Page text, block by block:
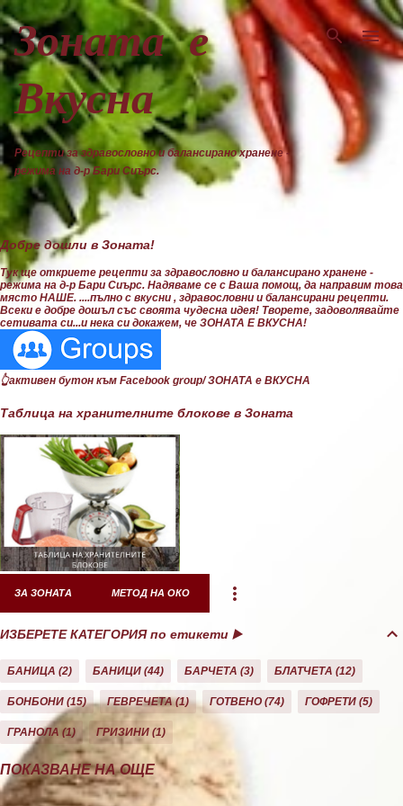
Пропускане към основното съдържание
Зоната е
Вкусна
Рецепти за здравословно и балансирано хранене -
режима на д-р Бари Сиърс.
Добре дошли в Зоната!
Тук ще откриете рецепти за здравословно и балансирано хранене -
режима на д-р Бари Сиърс. Надяваме се с Ваша помощ, да направим това
място НАШЕ. ....пълно с вкусни , здравословни и балансирани рецепти.
Всеки е добре дошъл със своята чудесна идея! Творете, задоволявайте
сетивата си...и нека си докажем, че ЗОНАТА Е ВКУСНА!
👆активен бутон към Facebook group/ ЗОНАТА е ВКУСНА
Таблица на хранителните блокове в Зоната
ЗА ЗОНАТА МЕТОД НА ОКО
ИЗБЕРЕТЕ КАТЕГОРИЯ по етикети ▶️
БАНИЦА 2 БАНИЦИ 44 БАРЧЕТА 3 БЛАТЧЕТА 12
БОНБОНИ 15 ГЕВРЕЧЕТА 1 ГОТВЕНО 74 ГОФРЕТИ 5
ГРАНОЛА 1 ГРИЗИНИ 1
ДЕСЕРТИ 10 ДОМАШНО 26 ЕКЛЕРИ
ЗАКУСКА/СНАК 40 КАША КЕКС
ПОКАЗВАНЕ НА ОЩЕ